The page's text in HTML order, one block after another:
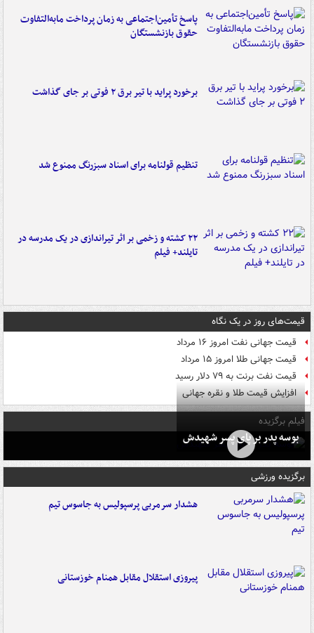
پاسخ تأمین‌اجتماعی به زمان پرداخت مابه‌التفاوت
حقوق بازنشستگان
برخورد پراید با تیر برق ۲ فوتی بر جای گذاشت
تنظیم قولنامه برای اسناد سبزرنگ ممنوع شد
۲۲ کشته و زخمی بر اثر تیراندازی در یک مدرسه در
تایلند+ فیلم
قیمت‌های روز در یک نگاه
قیمت جهانی نفت امروز ۱۶ مرداد
قیمت جهانی طلا امروز ۱۵ مرداد
قیمت نفت برنت به ۷۹ دلار رسید
افزایش قیمت طلا و نقره جهانی
فیلم برگزیده
بوسه‌ پدر بر پای پسر شهیدش
برگزیده ورزشی
هشدار سرمربی پرسپولیس به جاسوس تیم
پیروزی استقلال مقابل همنام خوزستانی